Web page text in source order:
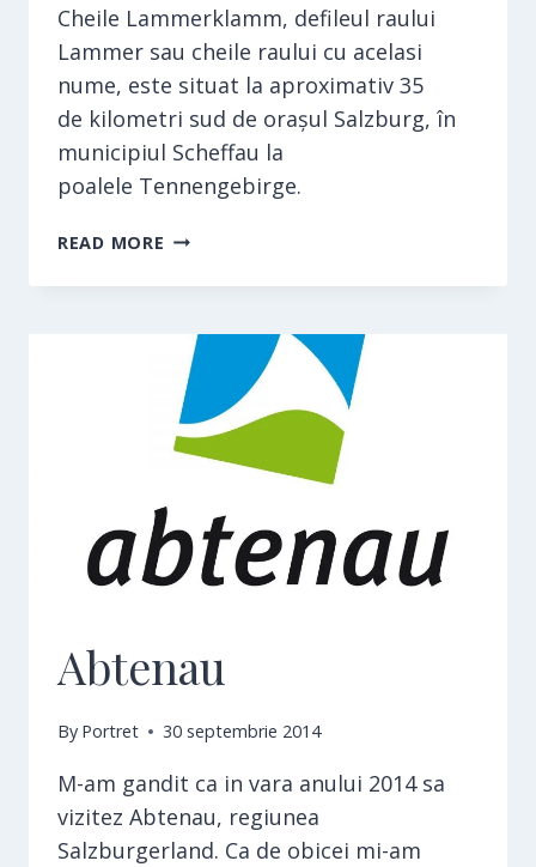
Cheile Lammerklamm, defileul raului
Lammer sau cheile raului cu acelasi
nume, este situat la aproximativ 35
de kilometri sud de orașul Salzburg, în
municipiul Scheffau la
poalele Tennengebirge.
READ MORE CHEILE
Abtenau
By Portret 30 septembrie 2014
M-am gandit ca in vara anului 2014 sa
vizitez Abtenau, regiunea
Salzburgerland. Ca de obicei mi-am